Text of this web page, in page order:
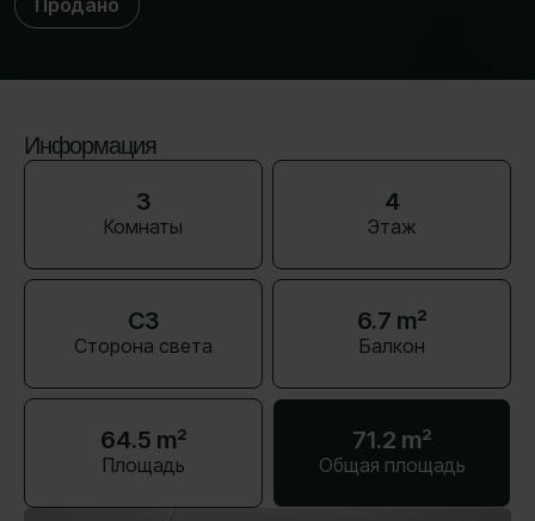
Информация
3
Комнаты
4
Этаж
СЗ
Сторона света
6.7 m²
Балкон
64.5 m²
Площадь
71.2 m²
Общая площадь